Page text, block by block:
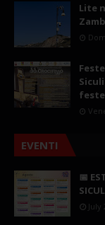
Lite
EVENTI
📅
July